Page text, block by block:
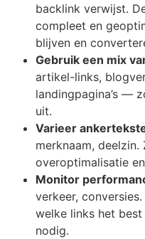
backlink verwijst.
compleet en
blijven en
Gebruik een mix
artikel-links,
landingpagina’s —
uit.
Varieer
merknaam,
overoptimalisatie
Monitor
verkeer,
welke links het
nodig.